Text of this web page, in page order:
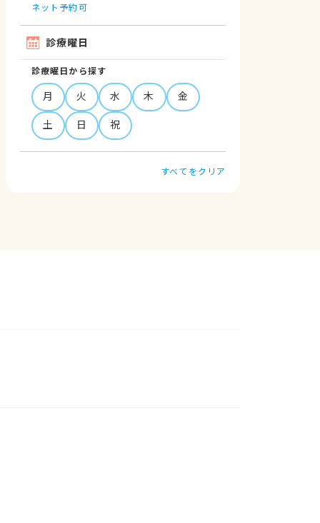
ネット予約可
診療曜日
診療曜日から探す
月 火 水 木
金
土
日 祝
すべてをクリア